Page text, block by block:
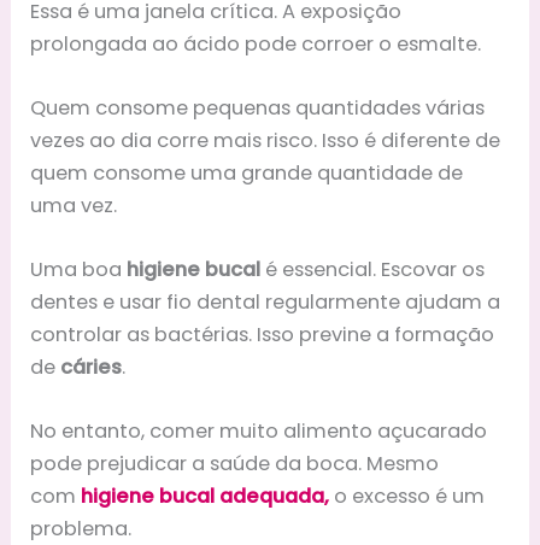
Essa é uma janela crítica. A exposição
prolongada ao ácido pode corroer o esmalte.
Quem consome pequenas quantidades várias
vezes ao dia corre mais risco. Isso é diferente de
quem consome uma grande quantidade de
uma vez.
Uma boa higiene bucal é essencial. Escovar os
dentes e usar fio dental regularmente ajudam a
controlar as bactérias. Isso previne a formação
de cáries.
No entanto, comer muito alimento açucarado
pode prejudicar a saúde da boca. Mesmo
com higiene bucal adequada, o excesso é um
problema.